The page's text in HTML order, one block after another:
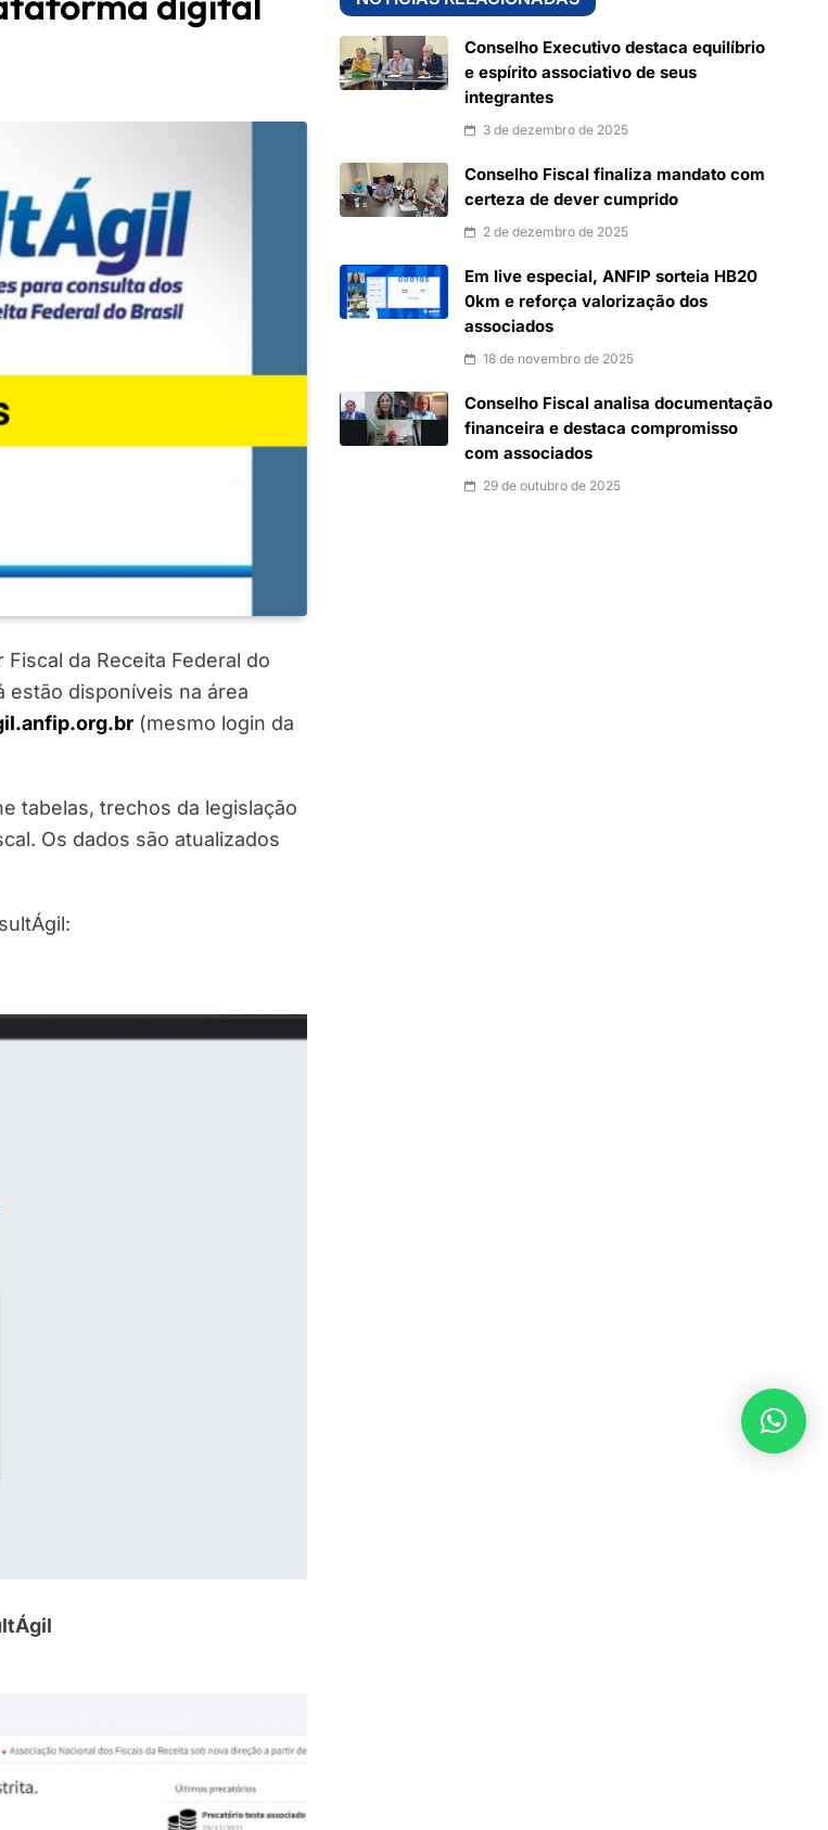
da Receita Federal do
estão disponíveis na área
(mesmo login da
tabelas, trechos da legislação
Os dados são atualizados
Conselho Executivo destaca equilíbrio
e espírito associativo de seus
integrantes
3 de dezembro de 2025
Conselho Fiscal finaliza mandato com
certeza de dever cumprido
2 de dezembro de 2025
Em live especial, ANFIP sorteia HB20
0km e reforça valorização dos
associados
18 de novembro de 2025
Conselho Fiscal analisa documentação
financeira e destaca compromisso
com associados
29 de outubro de 2025